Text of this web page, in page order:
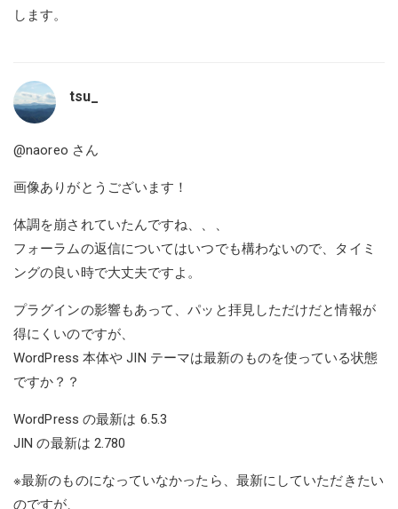
します。
tsu_
@naoreo さん
画像ありがとうございます！
体調を崩されていたんですね、、、
フォーラムの返信についてはいつでも構わないので、タイミ
ングの良い時で大丈夫ですよ。
プラグインの影響もあって、パッと拝見しただけだと情報が
得にくいのですが、
WordPress 本体や JIN テーマは最新のものを使っている状態
ですか？？
WordPress の最新は 6.5.3
JIN の最新は 2.780
※最新のものになっていなかったら、最新にしていただきたい
のですが、